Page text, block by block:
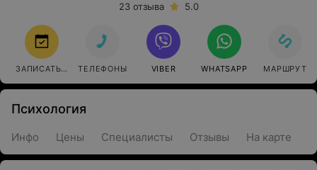
23 отзыва
5.0
ЗАПИСАТЬСЯ ТЕЛЕФОНЫ VIBER WHATSAPP МАРШРУТ
Психология
Инфо Цены Специалисты Отзывы На карте